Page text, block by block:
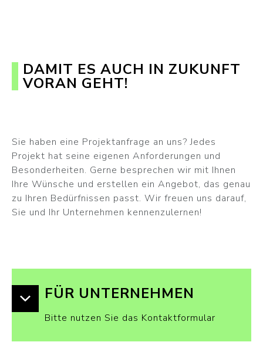
DAMIT ES AUCH IN ZUKUNFT
VORAN GEHT!
Sie haben eine Projektanfrage an uns? Jedes
Projekt hat seine eigenen Anforderungen und
Besonderheiten. Gerne besprechen wir mit Ihnen
Ihre Wünsche und erstellen ein Angebot, das genau
zu Ihren Bedürfnissen passt. Wir freuen uns darauf,
Sie und Ihr Unternehmen kennenzulernen!
FÜR UNTERNEHMEN
Bitte nutzen Sie das Kontaktformular